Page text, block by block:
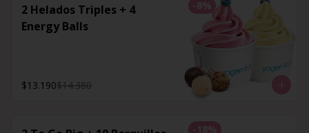
-8%
2 Helados Triples + 4
Energy Balls
$13.190$14.380
-18%